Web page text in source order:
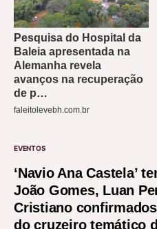
EVENTOS
‘Navio Ana Castela’
João Gomes, Luan
Cristiano
do cruzeiro temático